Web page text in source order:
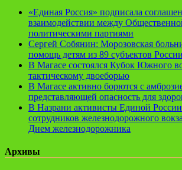
«Единая Россия» подписала
взаимодействии между
политическими партиями
Сергей Собянин: Морозовская
помощь детям из 89 субъектов России
В Магасе состоялся Кубок Южного
тактическому двоеборью
В Магасе активно борются с
представляющей опасность для
В Назрани активисты Единой
сотрудников железнодорожного
Днем железнодорожника
Архивы